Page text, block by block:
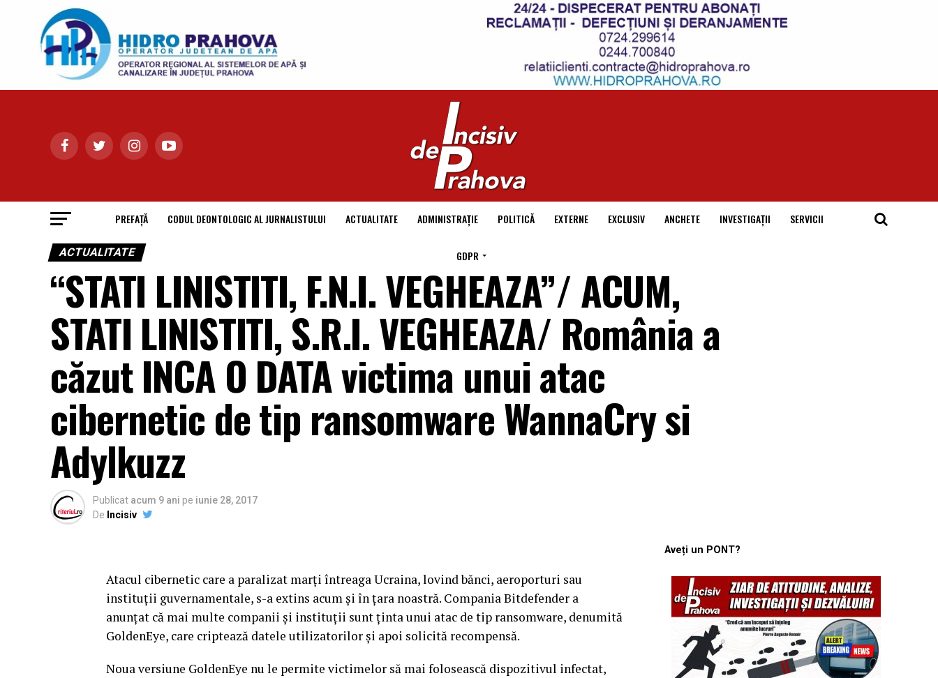
PREFAȚĂ CODUL DEONTOLOGIC AL JURNALISTULUI ACTUALITATE ADMINISTRAȚIE POLITICĂ EXTERNE EXCLUSIV ANCHETE INVESTIGAȚII SERVICII
GDPR
ACTUALITATE
“STATI LINISTITI, F.N.I. VEGHEAZA”/ ACUM,
STATI LINISTITI, S.R.I. VEGHEAZA/ România a
căzut INCA O DATA victima unui atac
cibernetic de tip ransomware WannaCry si
Adylkuzz
Publicat acum 9 ani pe iunie 28, 2017
De Incisiv
Atacul cibernetic care a paralizat marți întreaga Ucraina, lovind bănci, aeroporturi sau
instituții guvernamentale, s-a extins acum și în țara noastră. Compania Bitdefender a
anunțat că mai multe companii și instituții sunt ținta unui atac de tip ransomware, denumită
GoldenEye, care criptează datele utilizatorilor și apoi solicită recompensă.
Noua versiune GoldenEye nu le permite victimelor să mai folosească dispozitivul infectat,
Aveți un PONT?